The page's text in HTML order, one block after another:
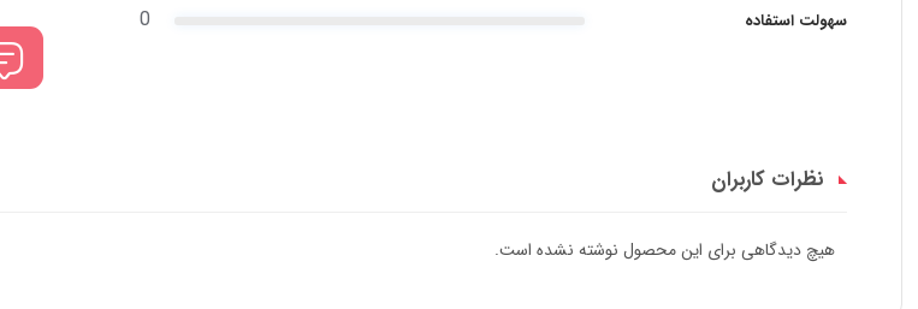
سهولت استفاده 0
نظرات کاربران
هیچ دیدگاهی برای این محصول نوشته نشده است.